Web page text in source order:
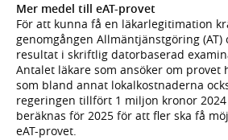
Mer medel till eAT-provet
För att kunna få en läkarlegitimation
genomgången Allmäntjänstgöring (AT)
resultat i skriftlig datorbaserad
Antalet läkare som ansöker om provet
som bland annat lokalkostnaderna
regeringen tillfört 1 miljon kronor
beräknas för 2025 för att fler ska få
eAT-provet.